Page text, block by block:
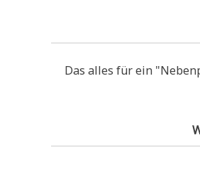
Das alles für ein